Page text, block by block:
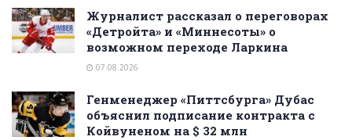
Журналист рассказал о переговорах
«Детройта» и «Миннесоты» о
возможном переходе Ларкина
07.08.2026
Генменеджер «Питтсбурга» Дубас
объяснил подписание контракта с
Койвуненом на $ 32 млн